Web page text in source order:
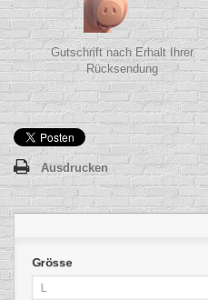
Gutschrift nach Erhalt Ihrer
Rücksendung
Ausdrucken
Grösse